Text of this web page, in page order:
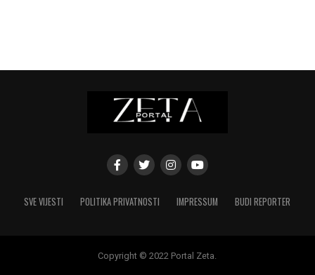
SVE VIJESTI POLITIKA PRIVATNOSTI IMPRESSUM BUDI REPORTER
Copyright © 2022 Portal Zeta.